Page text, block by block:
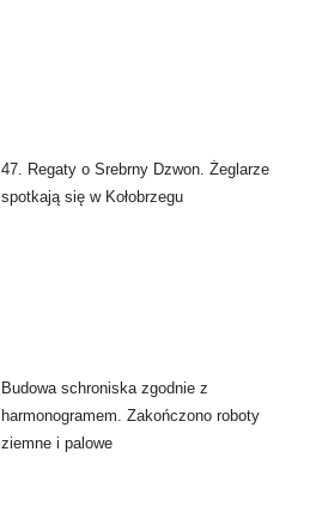
47. Regaty o Srebrny Dzwon. Żeglarze
spotkają się w Kołobrzegu
Budowa schroniska zgodnie z
harmonogramem. Zakończono roboty
ziemne i palowe